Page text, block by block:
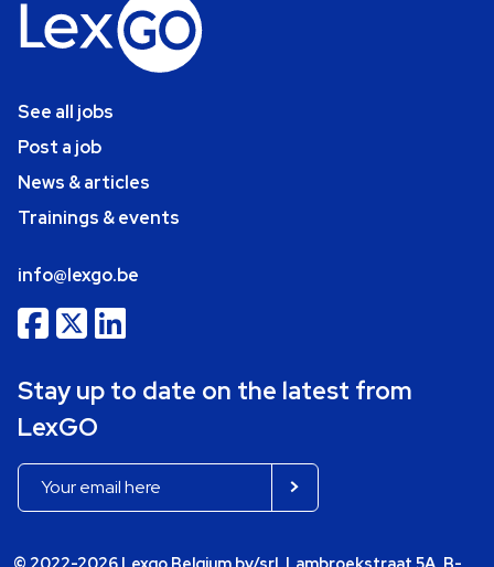
See all jobs
Post a job
News & articles
Trainings & events
info@lexgo.be
Stay up to date on the latest from
LexGO